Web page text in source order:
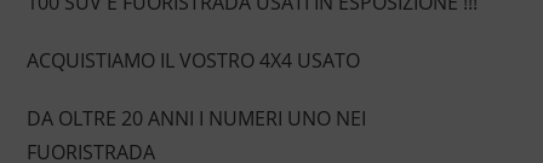
ACQUISTIAMO IL VOSTRO 4X4 USATO
DA OLTRE 20 ANNI I NUMERI UNO NEI
FUORISTRADA